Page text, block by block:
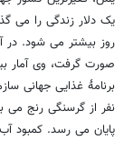
یک دلار زندگی را می
نفر از گرسنگی رنج می
پایان می رسد. کمبود